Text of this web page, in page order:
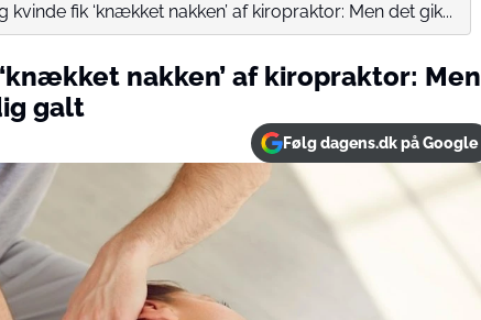
kvinde fik ‘knækket nakken’ af kiropraktor: Men det gik...
nakken’ af kiropraktor: Men
galt
Følg dagens.dk på Google